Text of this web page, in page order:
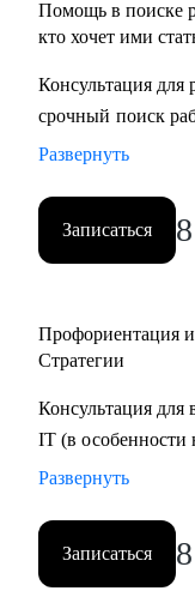
• Определим
Кому могу помочь:
• Product-
проектов;
• Менеджерам по
• Специалистам по
• Product marketing
• Продуктовым
Помощь в поиске
кто хочет ими
Консультация для
срочный поиск
Развернуть
Записаться
Профориентация
Стратегии
Консультация для
IT (в особенности
Развернуть
Записаться